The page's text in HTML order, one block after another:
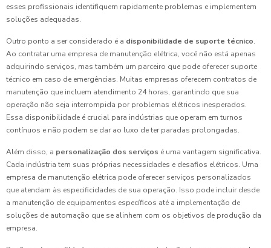
esses profissionais identifiquem rapidamente problemas e implementem
soluções adequadas.
Outro ponto a ser considerado é a disponibilidade de suporte técnico.
Ao contratar uma empresa de manutenção elétrica, você não está apenas
adquirindo serviços, mas também um parceiro que pode oferecer suporte
técnico em caso de emergências. Muitas empresas oferecem contratos de
manutenção que incluem atendimento 24 horas, garantindo que sua
operação não seja interrompida por problemas elétricos inesperados.
Essa disponibilidade é crucial para indústrias que operam em turnos
contínuos e não podem se dar ao luxo de ter paradas prolongadas.
Além disso, a personalização dos serviços é uma vantagem significativa.
Cada indústria tem suas próprias necessidades e desafios elétricos. Uma
empresa de manutenção elétrica pode oferecer serviços personalizados
que atendam às especificidades de sua operação. Isso pode incluir desde
a manutenção de equipamentos específicos até a implementação de
soluções de automação que se alinhem com os objetivos de produção da
empresa.